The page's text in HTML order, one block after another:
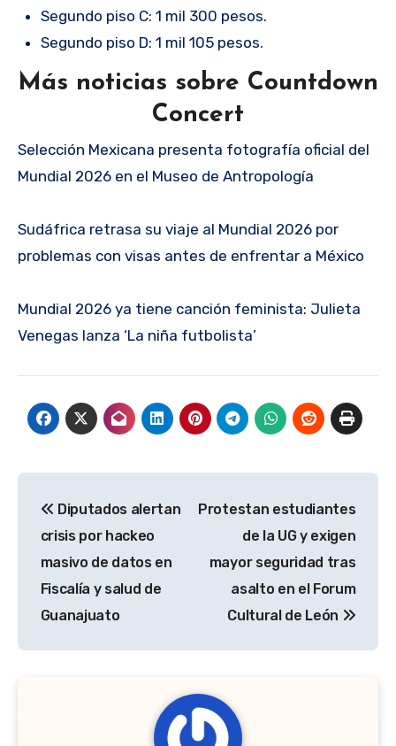
Segundo piso C: 1 mil 300 pesos.
Segundo piso D: 1 mil 105 pesos.
Más noticias sobre Countdown
Concert
Selección Mexicana presenta fotografía oficial del
Mundial 2026 en el Museo de Antropología
Sudáfrica retrasa su viaje al Mundial 2026 por
problemas con visas antes de enfrentar a México
Mundial 2026 ya tiene canción feminista: Julieta
Venegas lanza ‘La niña futbolista’
de
entradas
Diputados alertan
crisis por hackeo
masivo de datos en
Fiscalía y salud de
Guanajuato
Protestan estudiantes
de la UG y exigen
mayor seguridad tras
asalto en el Forum
Cultural de León